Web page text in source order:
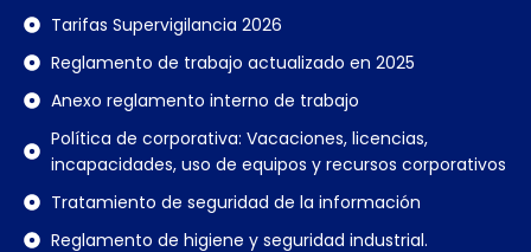
Tarifas Supervigilancia 2026
Reglamento de trabajo actualizado en 2025
Anexo reglamento interno de trabajo
Política de corporativa: Vacaciones, licencias,
incapacidades, uso de equipos y recursos corporativos
Tratamiento de seguridad de la información
Reglamento de higiene y seguridad industrial.